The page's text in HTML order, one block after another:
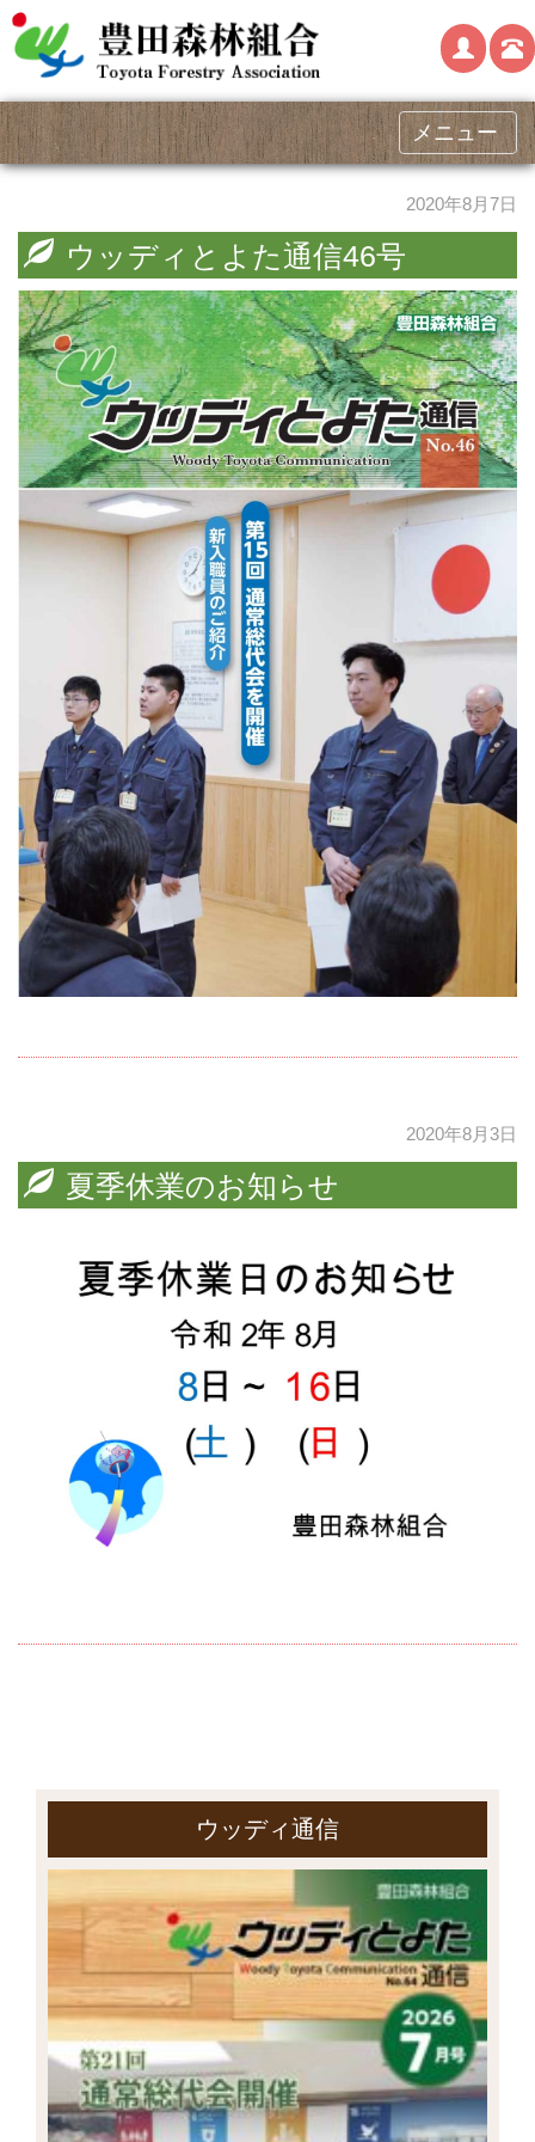
メニュー
2020年8月7日
ウッディとよた通信46号
2020年8月3日
夏季休業のお知らせ
ウッディ通信